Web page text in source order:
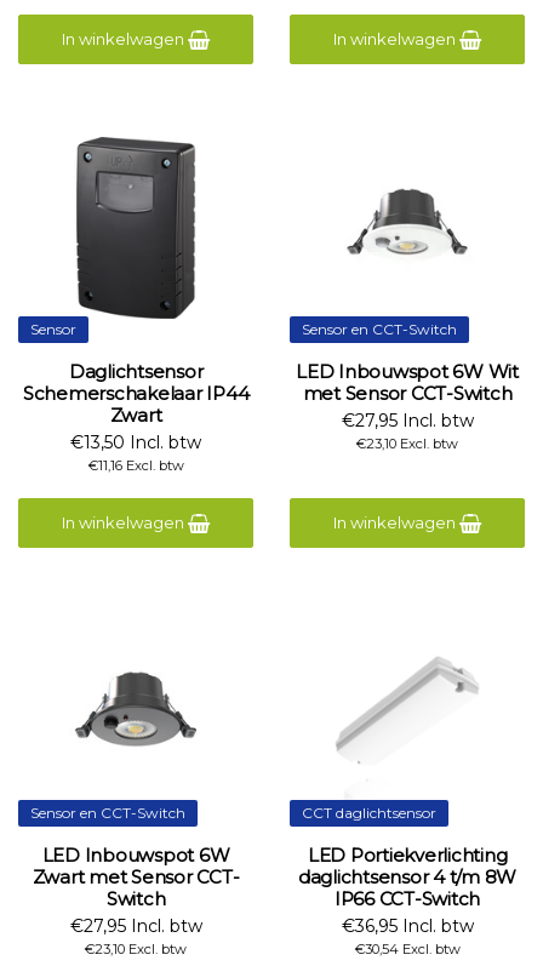
In winkelwagen In winkelwagen
Sensor
Daglichtsensor
Schemerschakelaar IP44
Zwart
€13,50 Incl. btw
€11,16 Excl. btw
In winkelwagen
Sensor en CCT-Switch
LED Inbouwspot 6W Wit
met Sensor CCT-Switch
€27,95 Incl. btw
€23,10 Excl. btw
In winkelwagen
Sensor en CCT-Switch
LED Inbouwspot 6W
Zwart met Sensor CCT-
Switch
€27,95 Incl. btw
€23,10 Excl. btw
CCT daglichtsensor
LED Portiekverlichting
daglichtsensor 4 t/m 8W
IP66 CCT-Switch
€36,95 Incl. btw
€30,54 Excl. btw